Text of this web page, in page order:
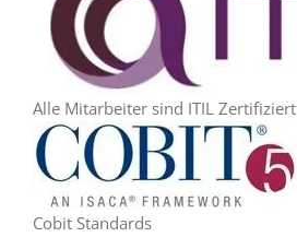
Alle Mitarbeiter sind ITIL Zertifiziert
Cobit Standards